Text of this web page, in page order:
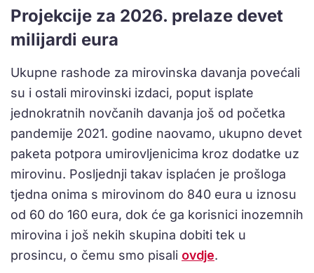
Projekcije za 2026. prelaze devet
milijardi eura
Ukupne rashode za mirovinska davanja povećali
su i ostali mirovinski izdaci, poput isplate
jednokratnih novčanih davanja još od početka
pandemije 2021. godine naovamo, ukupno devet
paketa potpora umirovljenicima kroz dodatke uz
mirovinu. Posljednji takav isplaćen je prošloga
tjedna onima s mirovinom do 840 eura u iznosu
od 60 do 160 eura, dok će ga korisnici inozemnih
mirovina i još nekih skupina dobiti tek u
prosincu, o čemu smo pisali ovdje.